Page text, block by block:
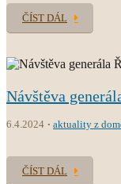
ČÍST DÁL
Návštěva
6.4.2024 aktuality z
ČÍST DÁL